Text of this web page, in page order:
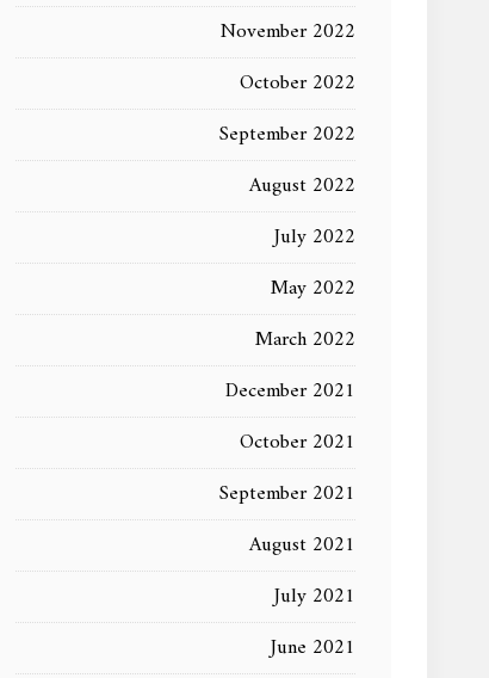
November 2022
October 2022
September 2022
August 2022
July 2022
May 2022
March 2022
December 2021
October 2021
September 2021
August 2021
July 2021
June 2021